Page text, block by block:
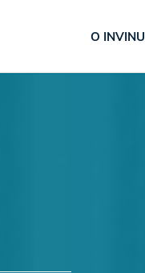
O INVINU